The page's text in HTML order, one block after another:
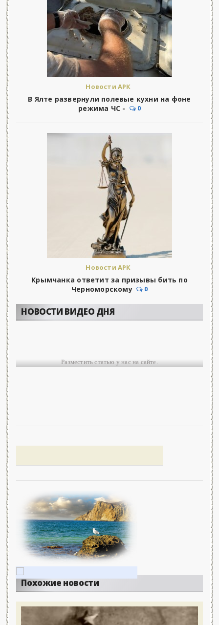
Новости АРК
В Ялте развернули полевые кухни на фоне
режима ЧС -
0
Новости АРК
Крымчанка ответит за призывы бить по
Черноморскому
0
НОВОСТИ ВИДЕО ДНЯ
Разместить статью у нас на сайте.
Похожие новости